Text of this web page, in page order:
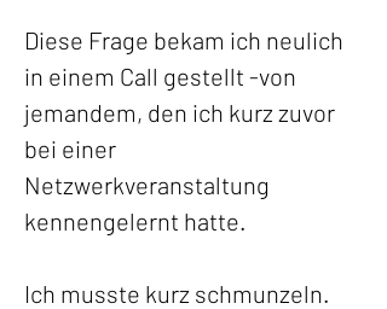
Diese Frage bekam ich neulich
in einem Call gestellt -von
jemandem, den ich kurz zuvor
bei einer
Netzwerkveranstaltung
kennengelernt hatte.
Ich musste kurz schmunzeln.